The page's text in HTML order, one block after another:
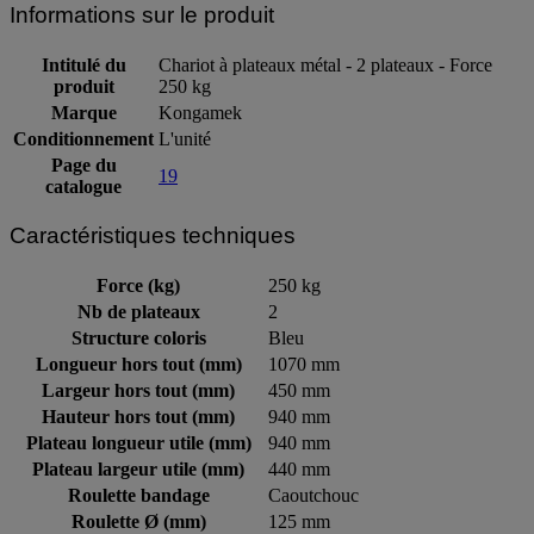
Informations sur le produit
Intitulé du
produit
Chariot à plateaux métal - 2 plateaux - Force
250 kg
Marque
Kongamek
Conditionnement L'unité
Page du
catalogue
19
Caractéristiques techniques
Force (kg)
250 kg
Nb de plateaux
2
Structure coloris
Bleu
Longueur hors tout (mm)
1070 mm
Largeur hors tout (mm)
450 mm
Hauteur hors tout (mm)
940 mm
Plateau longueur utile (mm)
940 mm
Plateau largeur utile (mm)
440 mm
Roulette bandage
Caoutchouc
Roulette Ø (mm)
125 mm